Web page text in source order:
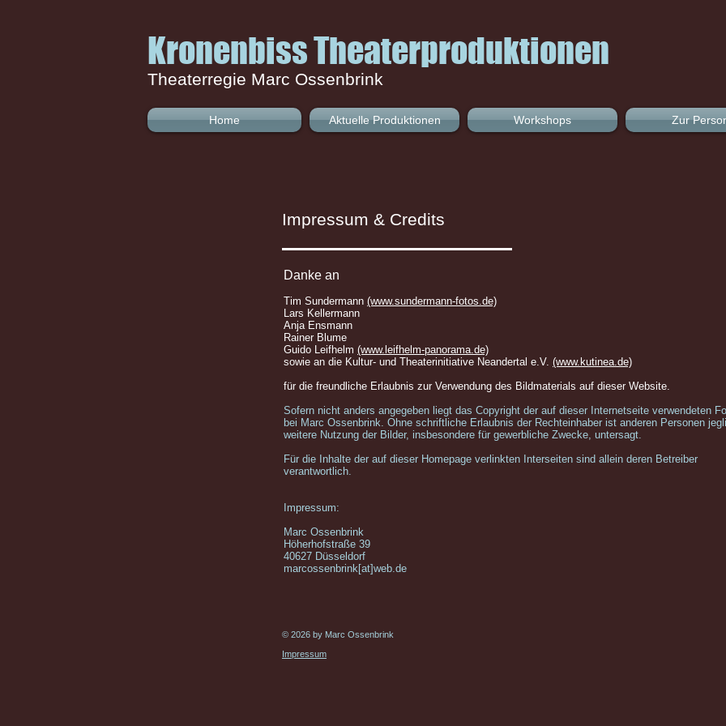
Kronenbiss Theaterproduktionen
Theaterregie Marc Ossenbrink
Home Aktuelle Produktionen Workshops Zur
Impressum & Credits
Danke an
Tim Sundermann (www.sundermann-fotos.de)
Lars Kellermann
Anja Ensmann
Rainer Blume
Guido Leifhelm (www.leifhelm-panorama.de)
sowie an die Kultur- und Theaterinitiative Neandertal e.V. (www.kutinea.de)
für die freundliche Erlaubnis zur Verwendung des Bildmaterials auf dieser Website.
Sofern nicht anders angegeben liegt das Copyright der auf dieser Internetseite verwendeten
bei Marc Ossenbrink. Ohne schriftliche Erlaubnis der Rechteinhaber ist anderen Personen
weitere Nutzung der Bilder, insbesondere für gewerbliche Zwecke, untersagt.
Für die Inhalte der auf dieser Homepage verlinkten Interseiten sind allein deren Betreiber
verantwortlich.
Impressum:
Marc Ossenbrink
Höherhofstraße 39
40627 Düsseldorf
marcossenbrink[at]web.de
© 2026 by Marc Ossenbrink
Impressum